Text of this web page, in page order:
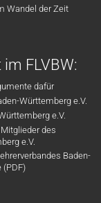
Wandel der Zeit
FLVBW:
dafür
Württemberg e.V.
e.V.
des
e.V.
Baden-
(PDF)